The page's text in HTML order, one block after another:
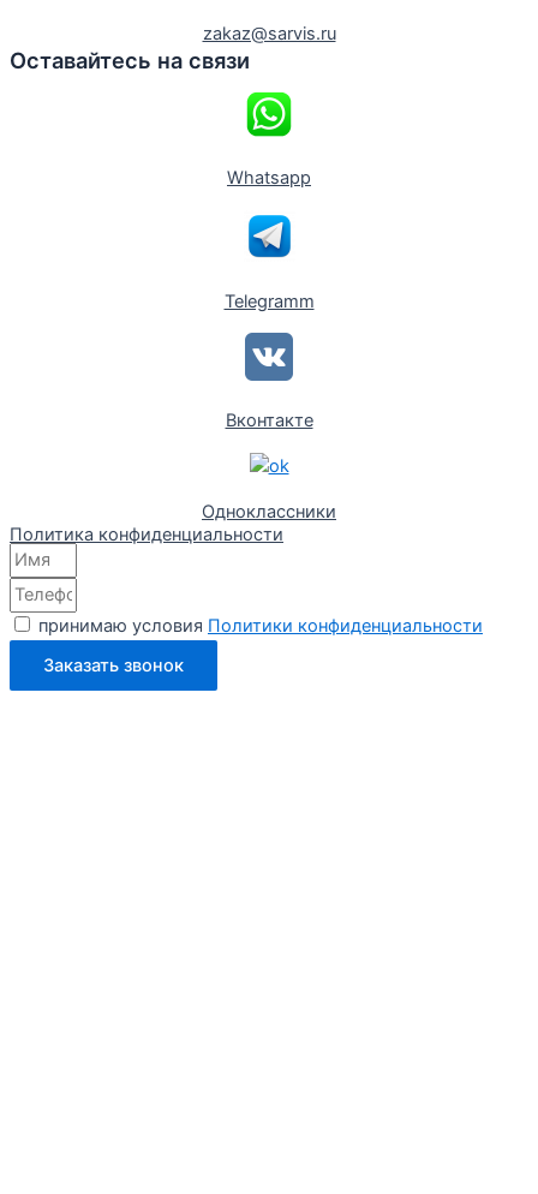
zakaz@sarvis.ru
Оставайтесь на связи
Whatsapp
Telegramm
Вконтакте
Одноклассники
Политика конфиденциальности
принимаю условия Политики конфиденциальности
Заказать звонок